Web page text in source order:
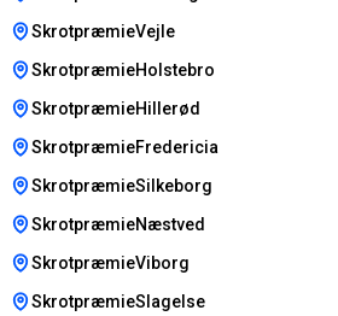
SkrotpræmieVejle
SkrotpræmieHolstebro
SkrotpræmieHillerød
SkrotpræmieFredericia
SkrotpræmieSilkeborg
SkrotpræmieNæstved
SkrotpræmieViborg
SkrotpræmieSlagelse